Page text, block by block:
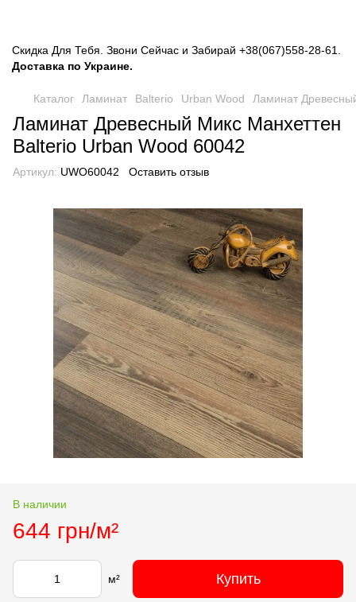
Скидка Для Тебя. Звони Сейчас и Забирай +38(067)558-28-61
Доставка по Украине.
Каталог Ламинат Balterio Urban Wood Ламинат
Ламинат Древесный Микс Манхеттен
Balterio Urban Wood 60042
Артикул: UWO60042 Оставить отзыв
В наличии
644 грн/м²
м² Купить